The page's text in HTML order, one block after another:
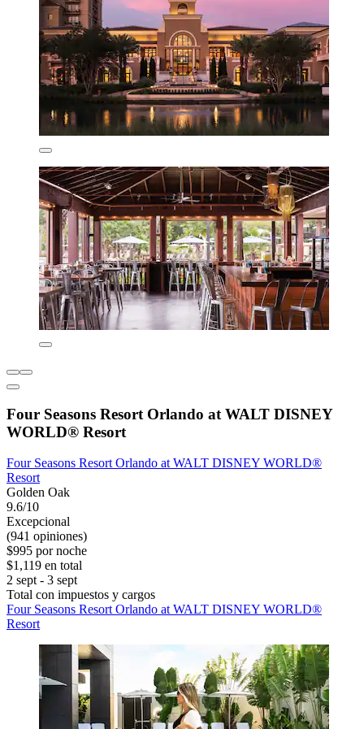
Four Seasons Resort Orlando at WALT DISNEY
WORLD® Resort
Four Seasons Resort Orlando at WALT DISNEY WORLD®
Resort
Golden Oak
9.6/10
Excepcional
(941 opiniones)
$995 por noche
$1,119 en total
2 sept - 3 sept
Total con impuestos y cargos
Four Seasons Resort Orlando at WALT DISNEY WORLD®
Resort